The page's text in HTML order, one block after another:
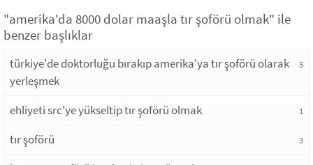
"amerika'da 8000 dolar maaşla tır şoförü olmak" ile
benzer başlıklar
türkiye'de doktorluğu bırakıp amerika'ya tır şoförü olarak
yerleşmek
5
ehliyeti src'ye yükseltip tır şoförü olmak 1
tır şoförü 3